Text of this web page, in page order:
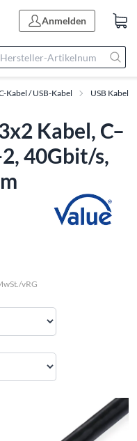
Anmelden
Kabel / USB-Kabel USB Kabel
Kabel, C–
40Gbit/s,
vRG